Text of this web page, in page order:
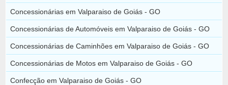
Concessionárias em Valparaiso de Goiás - GO
Concessionárias de Automóveis em Valparaiso de Goiás - GO
Concessionárias de Caminhões em Valparaiso de Goiás - GO
Concessionárias de Motos em Valparaiso de Goiás - GO
Confecção em Valparaiso de Goiás - GO